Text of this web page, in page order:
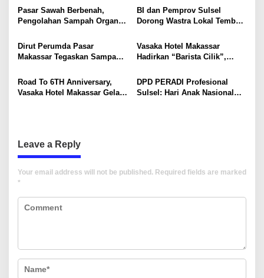
i
g
a
t
o
Explorers
Perkuat Kompetensi Lewat
Program MBKM
Pasar Sawah Berbenah,
Pengolahan Sampah Organik
BI dan Pemprov Sulsel
Dorong Wastra Lokal Tembus
Mancanegara
Dirut Perumda Pasar
Makassar Tegaskan Sampah
Bukan Dibuang ke TPA
Vasaka Hotel Makassar
Hadirkan “Barista Cilik”,
Untuk Anak-Anak
Road To 6TH Anniversary,
Vasaka Hotel Makassar Gelar
DPD PERADI Profesional
Sulsel: Hari Anak Nasional
Leave a Reply
Your email address will not be published. Required fields are marked
*